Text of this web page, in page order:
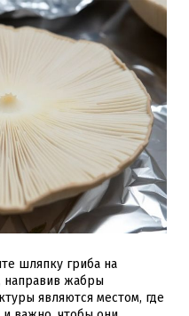
шляпку гриба на
направив жабры
являются местом, где